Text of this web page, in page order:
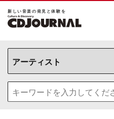
新しい⾳楽の発⾒と体験を